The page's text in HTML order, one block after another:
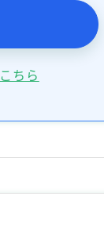
こちら
に保存するには
要です